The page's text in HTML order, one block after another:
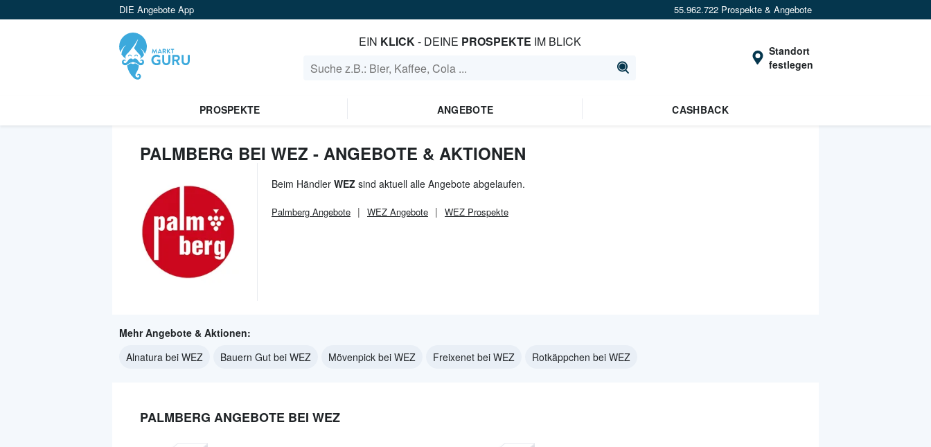
DIE Angebote App 55.962.722 Prospekte & Angebote
EIN KLICK- DEINE PROSPEKTE IM BLICK
Standort
festlegen
PROSPEKTE ANGEBOTE CASHBACK
PALMBERG BEI WEZ - ANGEBOTE & AKTIONEN
Beim Händler WEZ sind aktuell alle Angebote abgelaufen.
Palmberg Angebote WEZ Angebote WEZ Prospekte
Mehr Angebote & Aktionen:
Alnatura bei WEZ
Bauern Gut bei WEZ Mövenpick bei WEZ Freixenet bei WEZ Rotkäppchen bei WEZ
PALMBERG ANGEBOTE BEI WEZ